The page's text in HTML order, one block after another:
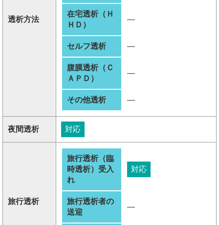
透析方法
在宅透析（Ｈ
ＨＤ）
―
セルフ透析 ―
腹膜透析（Ｃ
ＡＰＤ）
―
その他透析 ―
夜間透析 対応
旅行透析
旅行透析（臨
時透析）受入
れ
対応
旅行透析者の
送迎
―